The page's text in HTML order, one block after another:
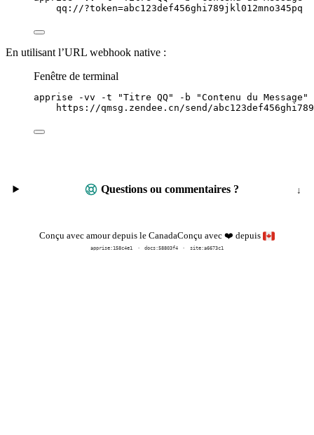
qq://?token=abc123def456ghi789jkl012mno345pq
En utilisant l’URL webhook native :
Fenêtre de terminal
apprise -vv -t "Titre QQ " -b "Contenu du Message "
https://qmsg.zendee.cn/send/
Questions ou commentaires ?
Conçu avec amour depuis le CanadaConçu avec ❤️ depuis
apprise:158c4e1 docs:58803f4 site:a6673c1